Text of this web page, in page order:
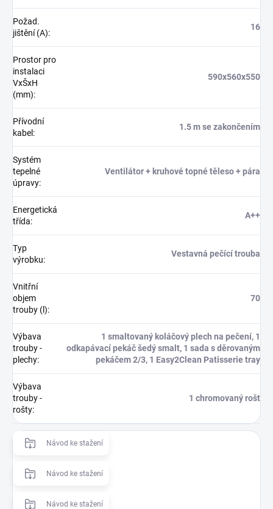
Požad.
jištění (A):
16
Prostor pro
instalaci
VxŠxH
(mm):
590x560x550
Přívodní
kabel :
1.5 m se zakončením
Systém
tepelné
úpravy:
Ventilátor + kruhové topné těleso + pára
Energetická
třída:
A++
Typ
výrobku:
Vestavná pečící trouba
Vnitřní
objem
trouby (l):
70
Výbava
trouby -
plechy:
1 smaltovaný koláčový plech na pečení, 1
odkapávací pekáč šedý smalt, 1 sada s děrovaným
pekáčem 2/3, 1 Easy2Clean Patisserie tray
Výbava
trouby -
rošty:
1 chromovaný rošt
Návod ke stažení
Návod ke stažení
Návod ke stažení